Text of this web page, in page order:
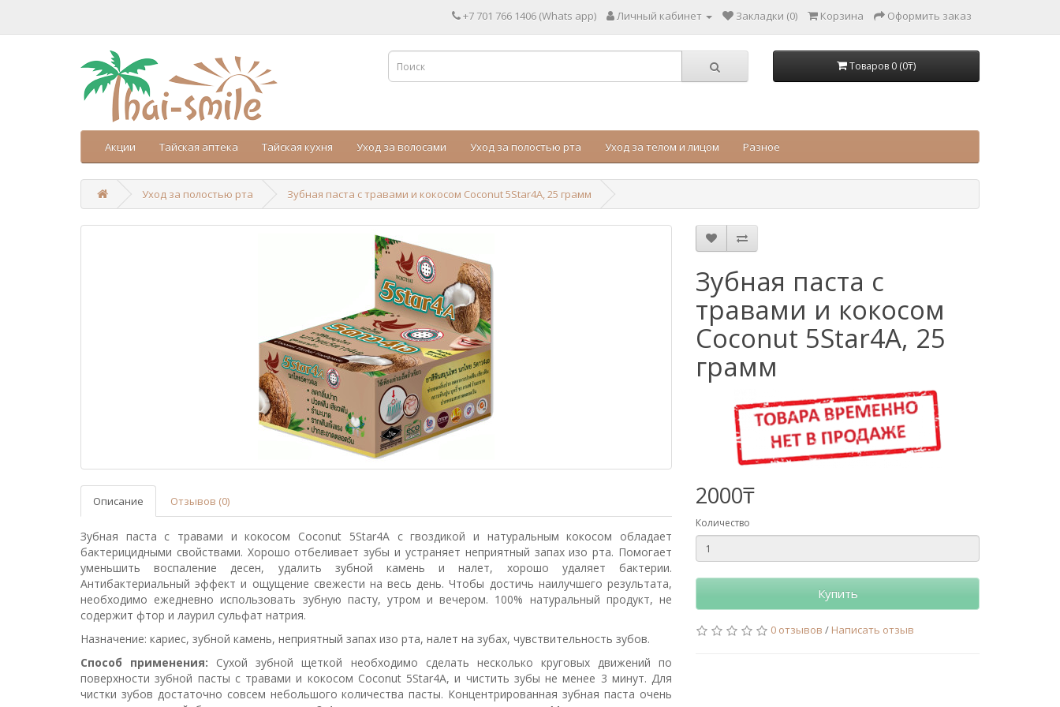
+7 701 766 1406 (Whats app) Личный кабинет Закладки (0) Корзина Оформить заказ
Товаров 0 (0₸)
Акции Тайская аптека Тайская кухня Уход за волосами Уход за полостью рта Уход за телом и лицом Разное
Уход за полостью рта Зубная паста с травами и кокосом Coconut 5Star4A, 25 грамм
Описание Отзывов (0)
Зубная паста с травами и кокосом Coconut 5Star4A с гвоздикой и натуральным кокосом обладает
бактерицидными свойствами. Хорошо отбеливает зубы и устраняет неприятный запах изо рта. Помогает
уменьшить воспаление десен, удалить зубной камень и налет, хорошо удаляет бактерии.
Антибактериальный эффект и ощущение свежести на весь день. Чтобы достичь наилучшего результата,
необходимо ежедневно использовать зубную пасту, утром и вечером. 100% натуральный продукт, не
содержит фтор и лаурил сульфат натрия.
Назначение: кариес, зубной камень, неприятный запах изо рта, налет на зубах, чувствительность зубов.
Способ применения: Сухой зубной щеткой необходимо сделать несколько круговых движений по
поверхности зубной пасты с травами и кокосом Coconut 5Star4A, и чистить зубы не менее 3 минут. Для
чистки зубов достаточно совсем небольшого количества пасты. Концентрированная зубная паста очень
Зубная паста с
травами и кокосом
Coconut 5Star4A, 25
грамм
2000₸
Количество
Купить
0 отзывов / Написать отзыв